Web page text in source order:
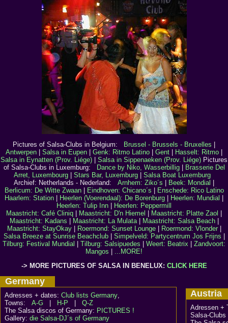
Pictures of Salsa-Clubs in Belgium: Brussel - Brussels - Bruxelles
Antwerpen
Salsa in Eupen Genk: Ritmo Latino Gent Hasselt: Ritmo
Salsa in Eynatten (Prov. Liége)
Salsa in Sippenaeken (Prov. Liége) Pictures
of Salsa-Clubs in Luxemburg:
Dance by Niko, Wasserbillig|
Brasserie Del
Arret, Luxembourg| Stars Bar, Luxemburg| Salsa Boat Luxemburg
Archief: Netherlands - Nederland: Arnhem: Ziko´s Beek: Mondial
Berlicum: De Witte Zwaan| Eindhoven: Chicano´s
Enschede: Rico Latino
Haarlem: Station
Heerlen (Voerendaal): De Borenburg Heerlen: Mundial
Heerlen: Tulip Inn
Heerlen: Peppermill
Maastricht: Café Cliniq
Maastricht: D'n Hiemel Maastricht: Platte Zaol
Maastricht: Kadans
Maastricht: La Mulata| Maastricht: Salsa Beach|
Maastricht: StayOkay| Roermond: Sunset Lounge| Roermond: Vlonder|
Salsa Breeze at Sunrise Beachclub| Simpelveld: Partycentrum Jos Frijns
Tilburg: Festival Mundial
Tilburg: Salsipuedes Weert: Beatrix
Zandvoort:
Mangos
...MORE!
-> MORE PICTURES OF SALSA IN BENELUX: CLICK HERE
Germany
Adresses + dates: Club lists Germany,
Towns: A-G H-P
Q-Z
The Salsa discos of Germany: PICTURES !
Gallery: die Salsa-DJ´s of Germany
Adressen +
Salsa-